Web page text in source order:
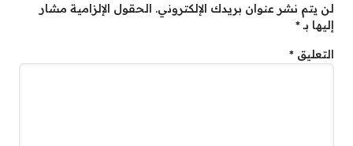
لن يتم نشر عنوان بريدك الإلكتروني. الحقول الإلزامية مشار
إليها بـ*
التعليق *